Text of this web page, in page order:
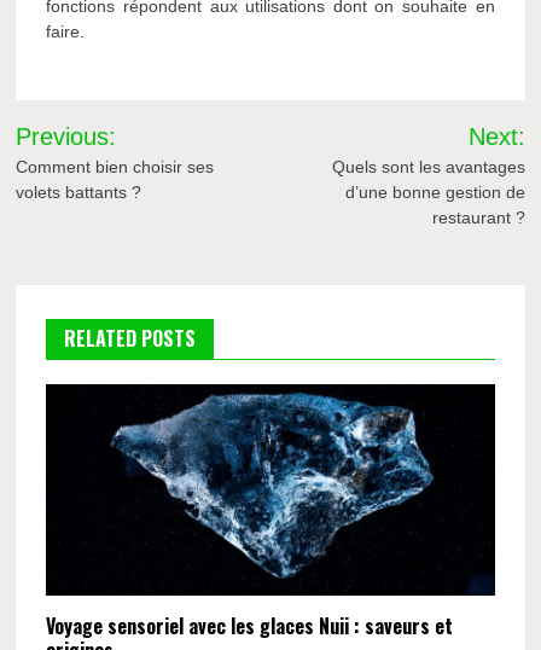
fonctions répondent aux utilisations dont on souhaite en
faire.
Navigation
de
Previous:
Comment bien choisir ses
volets battants ?
Next:
Quels sont les avantages
d’une bonne gestion de
restaurant ?
RELATED POSTS
Voyage sensoriel avec les glaces Nuii : saveurs et